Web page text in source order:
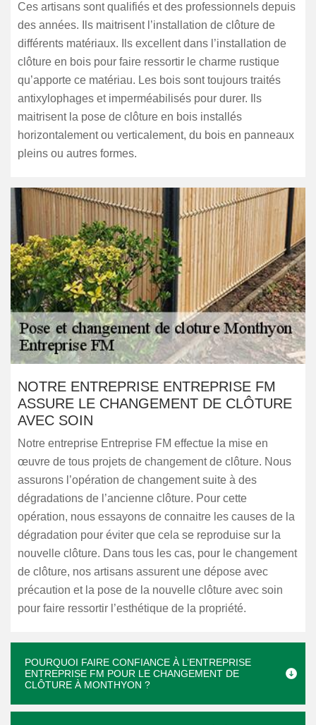
Ces artisans sont qualifiés et des professionnels depuis
des années. Ils maitrisent l’installation de clôture de
différents matériaux. Ils excellent dans l’installation de
clôture en bois pour faire ressortir le charme rustique
qu’apporte ce matériau. Les bois sont toujours traités
antixylophages et imperméabilisés pour durer. Ils
maitrisent la pose de clôture en bois installés
horizontalement ou verticalement, du bois en panneaux
pleins ou autres formes.
NOTRE ENTREPRISE ENTREPRISE FM
ASSURE LE CHANGEMENT DE CLÔTURE
AVEC SOIN
Notre entreprise Entreprise FM effectue la mise en
œuvre de tous projets de changement de clôture. Nous
assurons l’opération de changement suite à des
dégradations de l’ancienne clôture. Pour cette
opération, nous essayons de connaitre les causes de la
dégradation pour éviter que cela se reproduise sur la
nouvelle clôture. Dans tous les cas, pour le changement
de clôture, nos artisans assurent une dépose avec
précaution et la pose de la nouvelle clôture avec soin
pour faire ressortir l’esthétique de la propriété.
POURQUOI FAIRE CONFIANCE À L’ENTREPRISE
ENTREPRISE FM POUR LE CHANGEMENT DE
CLÔTURE À MONTHYON ?